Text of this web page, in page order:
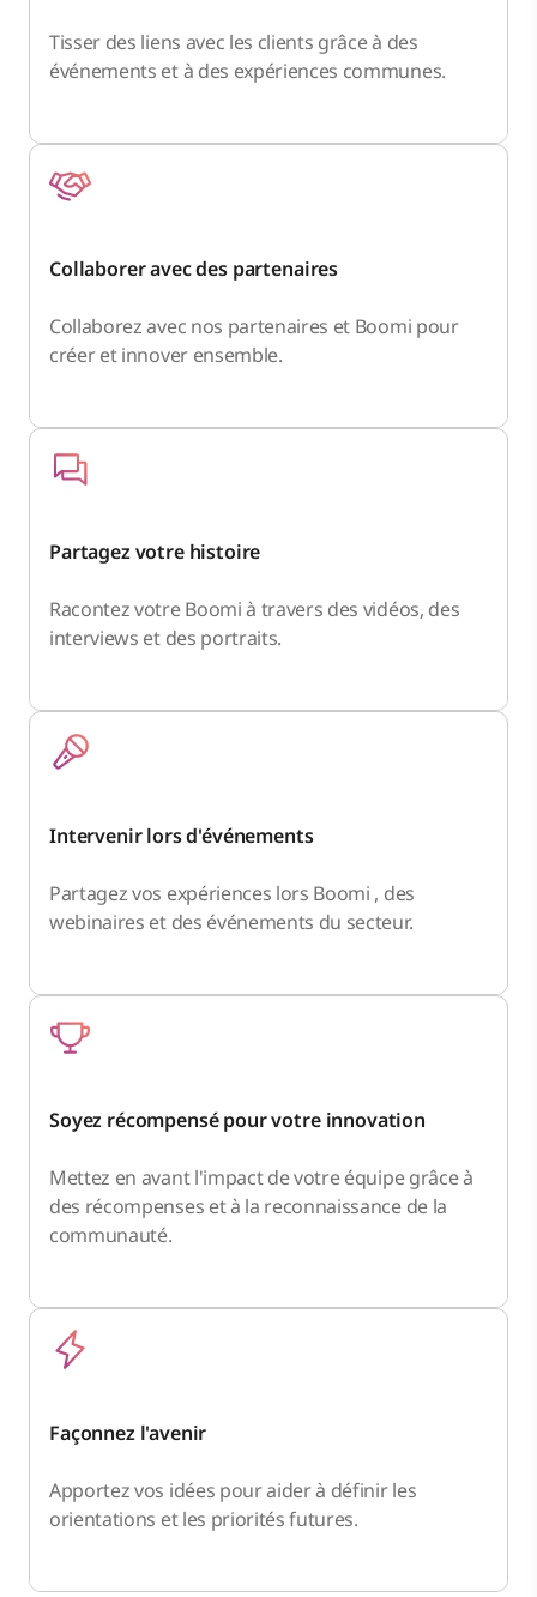
Tisser des liens avec les clients grâce à des
événements et à des expériences communes.
Collaborer avec des partenaires
Collaborez avec nos partenaires et Boomi pour
créer et innover ensemble.
Partagez votre histoire
Racontez votre Boomi à travers des vidéos, des
interviews et des portraits.
Intervenir lors d'événements
Partagez vos expériences lors Boomi , des
webinaires et des événements du secteur.
Soyez récompensé pour votre innovation
Mettez en avant l'impact de votre équipe grâce à
des récompenses et à la reconnaissance de la
communauté.
Façonnez l'avenir
Apportez vos idées pour aider à définir les
orientations et les priorités futures.